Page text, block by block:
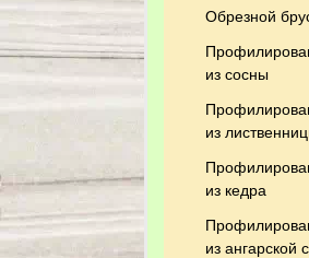
Обрезной
из сосны
из
из кедра
из ангарской